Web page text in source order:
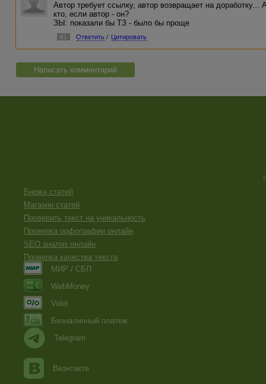
Автор требует ссылку, автор возвращает на доработку...
кто, если автор - он?
ЗЫ: показали бы ТЗ - было бы проще
#3 Ответить / Цитировать
Написать комментарий
Биржа статей
Магазин статей
Проверить текст на уникальность
Проверка орфографии онлайн
SEO анализ онлайн
Проверка качества текста
МИР / СБП
WebMoney
Volet
Безналичный платеж
Telegram
Вконтакте